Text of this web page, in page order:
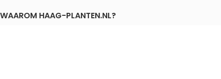
WAAROM HAAG-PLANTEN.NL?